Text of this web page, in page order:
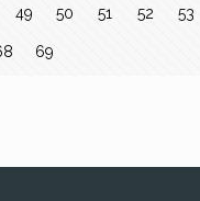
49 50 51 52 53
69